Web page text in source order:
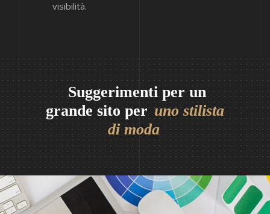
visibilità.
Suggerimenti per un
grande sito per uno stilista
di moda